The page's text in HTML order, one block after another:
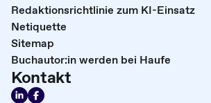
Redaktionsrichtlinie zum KI-Einsatz
Netiquette
Sitemap
Buchautor:in werden bei Haufe
Kontakt